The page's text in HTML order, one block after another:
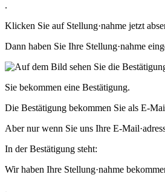
.
Klicken Sie auf Stellung·nahme jetzt
Dann haben Sie Ihre Stellung·nahme
Sie bekommen eine Bestätigung.
Die Bestätigung bekommen Sie als E-
Aber nur wenn Sie uns Ihre E-
In der Bestätigung steht:
Wir haben Ihre Stellung·nahme